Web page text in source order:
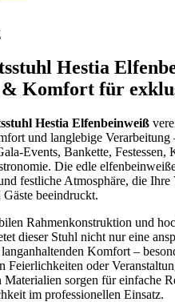
Hestia
& Komfort für
Hestia Elfenbeinweiß
und langlebige Verarbeitung
Events, Bankette, Festessen,
Die edle
festliche Atmosphäre, die Ihre
beeindruckt.
Rahmenkonstruktion und
dieser Stuhl nicht nur eine
Komfort –
Feierlichkeiten oder
Materialien sorgen für einfache
im professionellen Einsatz.